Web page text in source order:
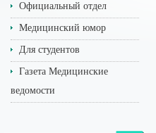
Официальный отдел
Медицинский юмор
Для студентов
Газета Медицинские
ведомости